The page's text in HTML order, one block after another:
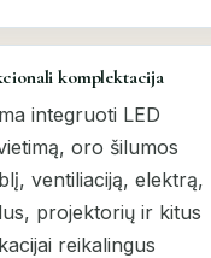
komplektacija
integruoti LED
oro šilumos
ventiliaciją, elektrą,
projektorių ir kitus
reikalingus